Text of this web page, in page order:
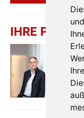
IHRE
GmbH